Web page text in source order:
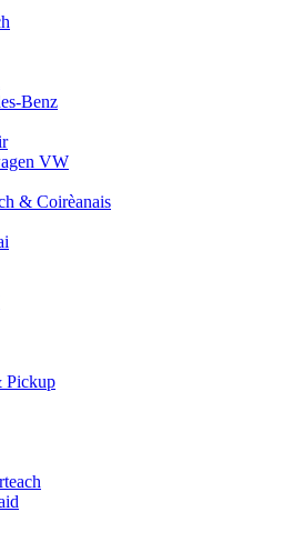
Benz
VW
& Coirèanais
Pickup